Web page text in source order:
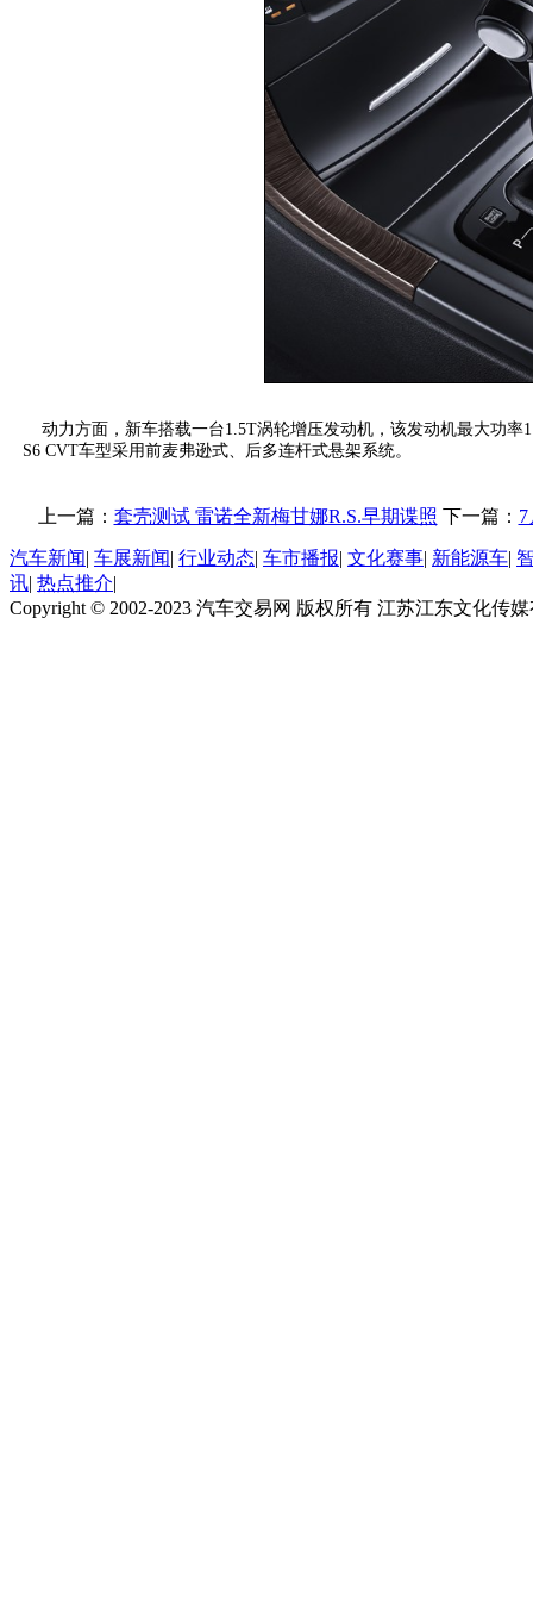
动力方面，新车搭载一台1.5T涡轮增压发动机，该发动机最大功率
S6 CVT车型采用前麦弗逊式、后多连杆式悬架系统。
上一篇： 套壳测试 雷诺全新梅甘娜R.S.早期谍照 下一篇：
汽车新闻| 车展新闻| 行业动态| 车市播报| 文化赛事| 新能源车|
讯| 热点推介|
Copyright © 2002-2023 汽车交易网 版权所有 江苏江东文化传